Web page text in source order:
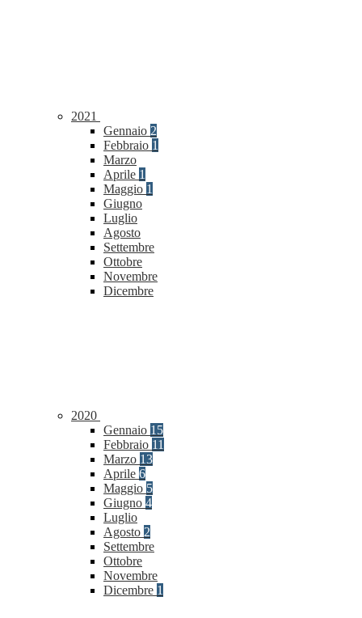
2021
Gennaio 2
Febbraio 1
Marzo
Aprile 1
Maggio 1
Giugno
Luglio
Agosto
Settembre
Ottobre
Novembre
Dicembre
2020
Gennaio 15
Febbraio 11
Marzo 13
Aprile 6
Maggio 5
Giugno 4
Luglio
Agosto 2
Settembre
Ottobre
Novembre
Dicembre 1